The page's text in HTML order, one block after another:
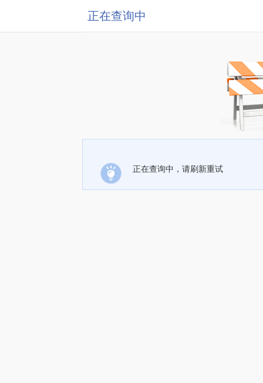
正在查询中
正在查询中，请刷新重试